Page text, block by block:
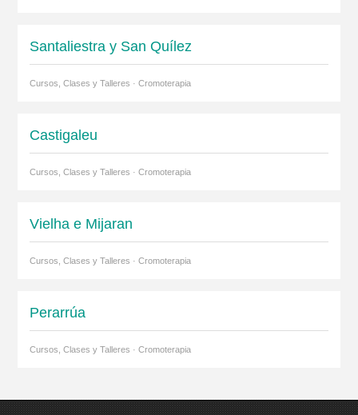
Santaliestra y San Quílez
Cursos, Clases y Talleres · Cromoterapia
Castigaleu
Cursos, Clases y Talleres · Cromoterapia
Vielha e Mijaran
Cursos, Clases y Talleres · Cromoterapia
Perarrúa
Cursos, Clases y Talleres · Cromoterapia